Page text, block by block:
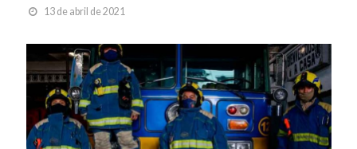
13 de abril de 2021